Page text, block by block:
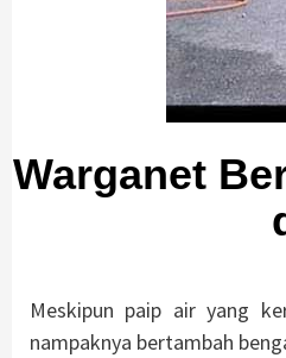
Warganet
Meskipun paip air yang
nampaknya bertambah